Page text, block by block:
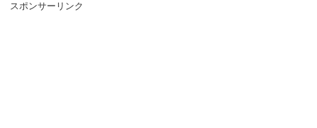
スポンサーリンク